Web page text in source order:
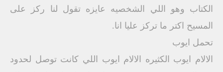
الكتاب وهو اللي الشخصيه عايزه تقول لنا ركز على
المسيح اكتر ما تركز عليا انا.
تحمل ايوب
الالام ايوب الكثيره الالام ايوب اللي كانت توصل لحدود